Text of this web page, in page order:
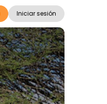
Iniciar sesión